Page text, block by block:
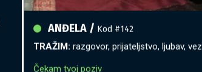
TRAŽIM:razgovor, prijateljstvo, ljubav, veza